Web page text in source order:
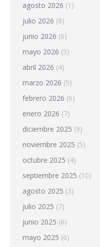
agosto 2026 (1)
julio 2026 (8)
junio 2026 (6)
mayo 2026 (5)
abril 2026 (4)
marzo 2026 (5)
febrero 2026 (6)
enero 2026 (7)
diciembre 2025 (9)
noviembre 2025 (5)
octubre 2025 (4)
septiembre 2025 (10)
agosto 2025 (3)
julio 2025 (7)
junio 2025 (6)
mayo 2025 (6)